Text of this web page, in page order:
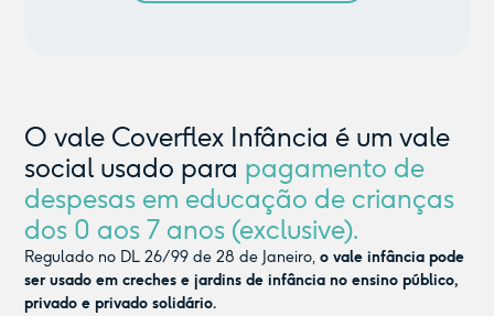
O vale Coverflex Infância é um vale
social usado para pagamento de
despesas em educação de crianças
dos 0 aos 7 anos (exclusive).
Regulado no DL 26/99 de 28 de Janeiro,o vale infância pode
ser usado em creches e jardins de infância no ensino público,
privado e privado solidário.